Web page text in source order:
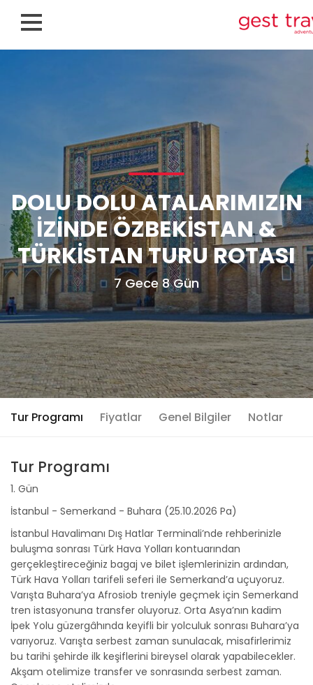
DOLU DOLU ATALARIMIZIN
İZINDE ÖZBEKISTAN &
TÜRKISTAN TURU ROTASI
7 Gece 8 Gün
Tur Programı Fiyatlar Genel Bilgiler Notlar
Tur Programı
1. Gün
İstanbul - Semerkand - Buhara (25.10.2026 Pa)
İstanbul Havalimanı Dış Hatlar Terminali’nde rehberinizle
buluşma sonrası Türk Hava Yolları kontuarından
gerçekleştireceğiniz bagaj ve bilet işlemlerinizin ardından,
Türk Hava Yolları tarifeli seferi ile Semerkand’a uçuyoruz.
Varışta Buhara’ya Afrosiob treniyle geçmek için Semerkand
tren istasyonuna transfer oluyoruz. Orta Asya’nın kadim
İpek Yolu güzergâhında keyifli bir yolculuk sonrası Buhara’ya
varıyoruz. Varışta serbest zaman sunulacak, misafirlerimiz
bu tarihi şehirde ilk keşiflerini bireysel olarak yapabilecekler.
Akşam otelimize transfer ve sonrasında serbest zaman.